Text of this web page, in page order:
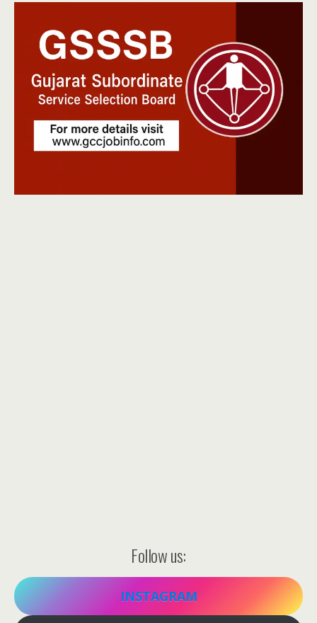
Follow us:
INSTAGRAM